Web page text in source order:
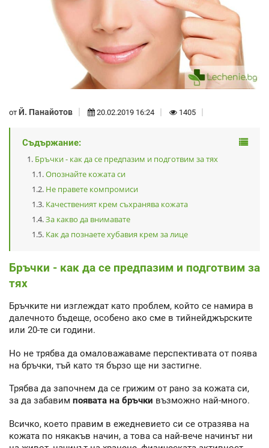
от Й. Панайотов 20.02.2019 16:24 1405
Съдържание:
Бръчки - как да се предпазим и подготвим за тях
Опознайте кожата си
Не правете компромиси
Качественият крем съхранява кожата
За какво да внимавате
Как да познаете хубавия крем за лице
Бръчки - как да се предпазим и подготвим за
тях
Бръчките ни изглеждат като проблем, който се намира в
далечното бъдеще, особено ако сме в тийнейджърските
или 20-те си години.
Но не трябва да омаловажаваме перспективата от поява
на бръчки, тъй като тя бързо ще ни застигне.
Трябва да започнем да се грижим от рано за кожата си,
за да забавим появата на бръчки възможно най-много.
Всичко, което правим в ежедневието си се отразява на
кожата по някакъв начин, а това са най-вече начинът ни